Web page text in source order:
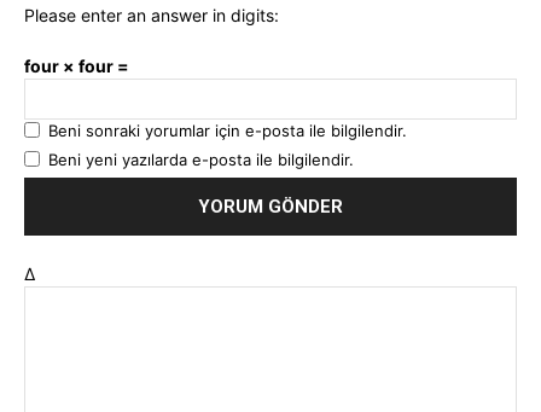
Please enter an answer in digits:
four × four =
Beni sonraki yorumlar için e-posta ile bilgilendir.
Beni yeni yazılarda e-posta ile bilgilendir.
Δ